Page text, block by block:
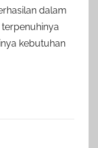
dalam
kebutuhan